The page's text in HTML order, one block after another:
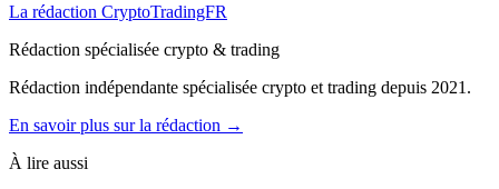
La rédaction CryptoTradingFR
Rédaction spécialisée crypto & trading
Rédaction indépendante spécialisée crypto et trading depuis 2021.
En savoir plus sur la rédaction →
À lire aussi